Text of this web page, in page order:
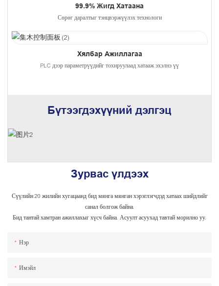
99.9% Жигд Хатаана
Сөрөг даралтыг тэнцвэржүүлэх технологи
Хялбар Ажиллагаа
PLC дээр параметрүүдийг тохируулаад хатааж эхэлнэ үү
Бүтээгдэхүүний дэлгэц
Зурвас үлдээх
Сүүлийн 20 жилийн хугацаанд бид мянга мянган хэрэглэгчдэд хатаах шийдлийг
санал болгож байна.
Бид тантай хамтран ажиллахыг хүсч байна. Асуулт асуухад тавтай морилно уу.
Нэр
Имэйл